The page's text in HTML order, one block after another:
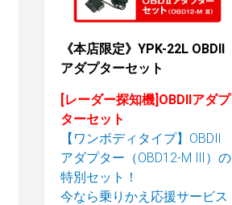
《本店限定》YPK-22L OBDII
アダプターセット
[レーダー探知機]OBDⅡアダプ
ターセット
【ワンボディタイプ】OBDⅡ
アダプター（OBD12-M Ⅲ）の
特別セット！
今なら乗りかえ応援サービス